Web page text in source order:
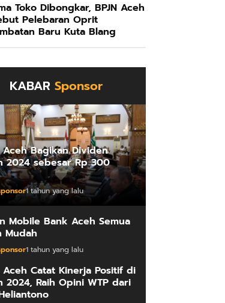
Toko Dibongkar, BPJN Aceh
Pelebaran Oprit
Baru Kuta Blang
KABAR Sponsor
Bagikan Dividen
2024 sebesar Rp 300
1 tahun yang lalu
Mobile Bank Aceh Semua
Mudah
1 tahun yang lalu
Catat Kinerja Positif di
2024, Raih Opini WTP dari